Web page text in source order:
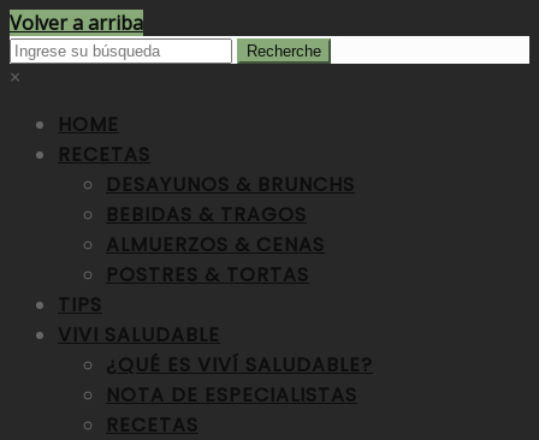
Volver a arriba
×
HOME
RECETAS
DESAYUNOS & BRUNCHS
BEBIDAS & TRAGOS
ALMUERZOS & CENAS
POSTRES & TORTAS
TIPS
VIVI SALUDABLE
¿QUÉ ES VIVÍ SALUDABLE?
NOTA DE ESPECIALISTAS
RECETAS